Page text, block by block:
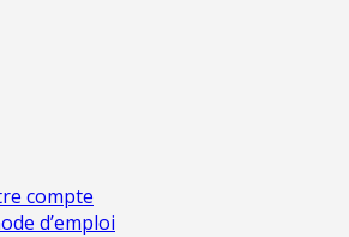
compte
d’emploi